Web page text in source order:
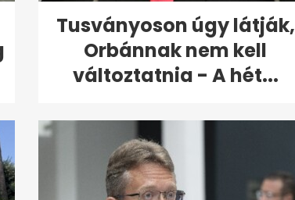
Tusványoson úgy látják,
Orbánnak nem kell
változtatnia - A hét...